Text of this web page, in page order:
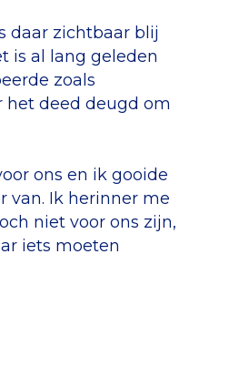
daar zichtbaar blij
is al lang geleden
zoals
het deed deugd om
ons en ik gooide
van. Ik herinner me
niet voor ons zijn,
iets moeten